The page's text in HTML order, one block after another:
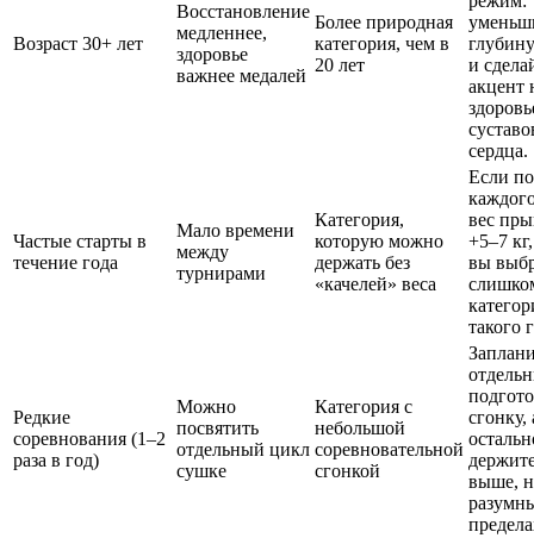
Возраст 30+ лет
Восстановление
медленнее,
здоровье
важнее медалей
Более природная
категория, чем в
20 лет
и
акцент
сердца.
Частые старты в
течение года
Мало времени
между
турнирами
Категория,
которую можно
держать без
«качелей» веса
Если
вес
+5–7
вы
такого
Редкие
соревнования (1–2
раза в год)
Можно
посвятить
отдельный цикл
сушке
Категория с
небольшой
соревновательной
сгонкой
сгонку,
выше,